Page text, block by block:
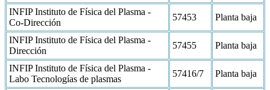
INFIP Instituto de Física del Plasma -
Co-Dirección
57453 Planta baja
INFIP Instituto de Física del Plasma -
Dirección
57455 Planta baja
INFIP Instituto de Física del Plasma -
Labo Tecnologías de plasmas
57416/7 Planta baja